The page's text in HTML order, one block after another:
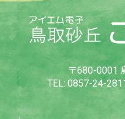
〒680-0001
TEL: 0857-24-